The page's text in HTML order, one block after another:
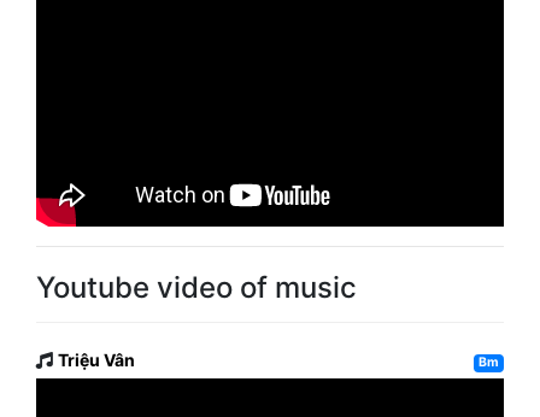
Youtube video of music
Triệu Vân Bm